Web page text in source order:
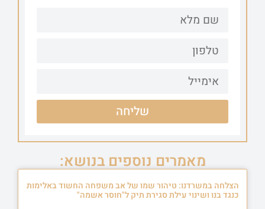
שליחה
מאמרים נוספים בנושא:
הצלחה במשרדנו: טיהור שמו של אב משפחה החשוד באלימות
כנגד בנו ושינוי עילת סגירת תיק ל"חוסר אשמה"